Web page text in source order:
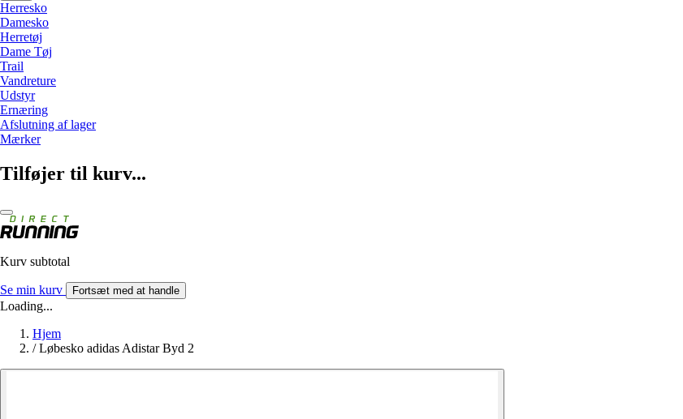
Herresko
Damesko
Herretøj
Dame Tøj
Trail
Vandreture
Udstyr
Ernæring
Afslutning af lager
Mærker
Tilføjer til kurv...
Kurv subtotal
Se min kurv Fortsæt med at handle
Loading...
Hjem
/ Løbesko adidas Adistar Byd 2